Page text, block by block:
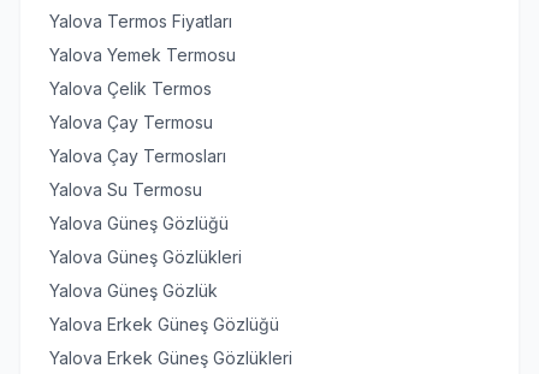
Yalova Termos Fiyatları
Yalova Yemek Termosu
Yalova Çelik Termos
Yalova Çay Termosu
Yalova Çay Termosları
Yalova Su Termosu
Yalova Güneş Gözlüğü
Yalova Güneş Gözlükleri
Yalova Güneş Gözlük
Yalova Erkek Güneş Gözlüğü
Yalova Erkek Güneş Gözlükleri